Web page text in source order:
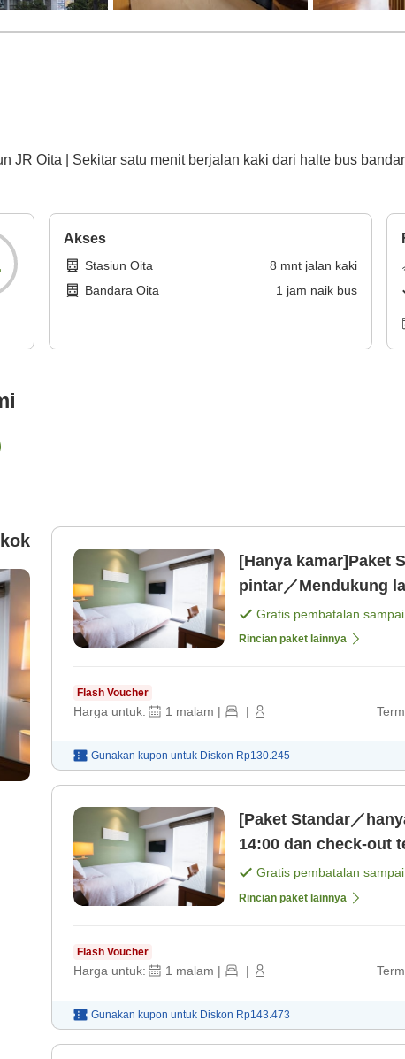
JR Oita | Sekitar satu menit berjalan kaki dari halte bus
Akses
Stasiun Oita 8 mnt jalan kaki
Bandara Oita
1 jam naik bus
[Hanya kamar]Paket
pintar／Mendukung
Gratis pembatalan sampai
Rincian paket lainnya
Flash Voucher
Harga untuk: 1 malam | |
Gunakan kupon untuk Diskon Rp130.245
[Paket Standar／
14:00 dan check-out
Gratis pembatalan sampai
Rincian paket lainnya
Flash Voucher
Harga untuk: 1 malam | |
Gunakan kupon untuk Diskon Rp143.473